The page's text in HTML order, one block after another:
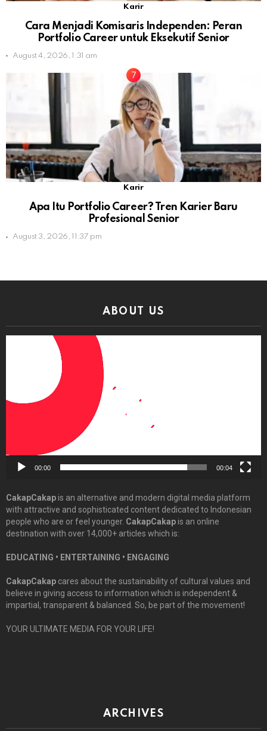
Karir
Cara Menjadi Komisaris Independen: Peran
Portfolio Career untuk Eksekutif Senior
August 4, 2026, 1:31 am
Karir
Apa Itu Portfolio Career? Tren Karier Baru
Profesional Senior
August 3, 2026, 11:37 pm
ABOUT US
00:00 00:04
CakapCakapis an alternative and modern digital media platform
with attractive and sophisticated content dedicated to Indonesian
people who are or feel younger. CakapCakapis an online
destination with over 14,000+ articles which is:
EDUCATING • ENTERTAINING • ENGAGING
CakapCakap cares about the sustainability of cultural values and
believe in giving access to information which is independent &
impartial, transparent & balanced. So, be part of the movement!
YOUR ULTIMATE MEDIA FOR YOUR LIFE!
ARCHIVES